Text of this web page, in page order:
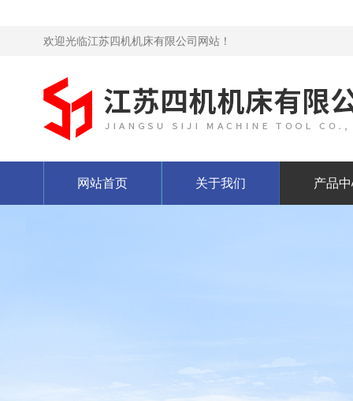
欢迎光临江苏四机机床有限公司网站！
网站首页 关于我们 产品